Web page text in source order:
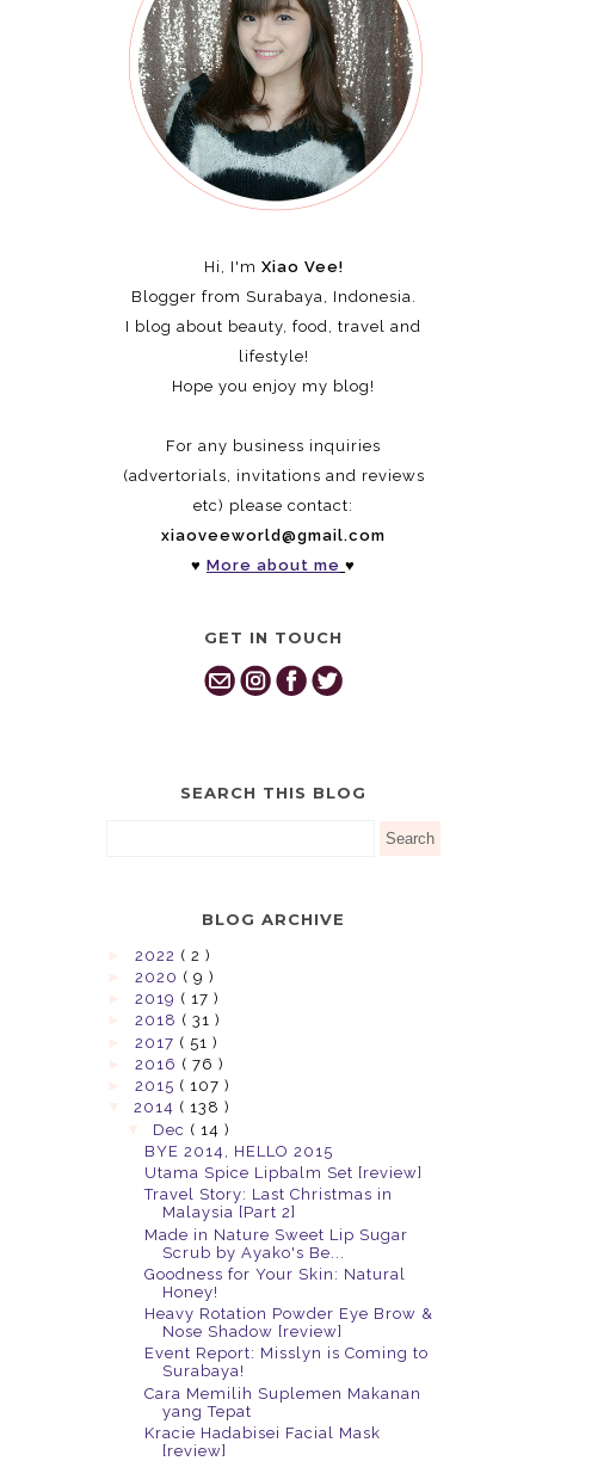
Hi, I'm Xiao Vee!
Blogger from Surabaya, Indonesia.
I blog about beauty, food, travel and
lifestyle!
Hope you enjoy my blog!
For any business inquiries
(advertorials, invitations and reviews
etc) please contact:
xiaoveeworld@gmail.com
♥ More about me ♥
GET IN TOUCH
SEARCH THIS BLOG
BLOG ARCHIVE
2022 ( 2 )
2020 ( 9 )
2019 ( 17 )
2018 ( 31 )
2017 ( 51 )
2016 ( 76 )
2015 ( 107 )
2014 ( 138 )
Dec ( 14 )
BYE 2014, HELLO 2015
Utama Spice Lipbalm Set [review]
Travel Story: Last Christmas in
Malaysia [Part 2]
Made in Nature Sweet Lip Sugar
Scrub by Ayako's Be...
Goodness for Your Skin: Natural
Honey!
Heavy Rotation Powder Eye Brow &
Nose Shadow [review]
Event Report: Misslyn is Coming to
Surabaya!
Cara Memilih Suplemen Makanan
yang Tepat
Kracie Hadabisei Facial Mask
[review]